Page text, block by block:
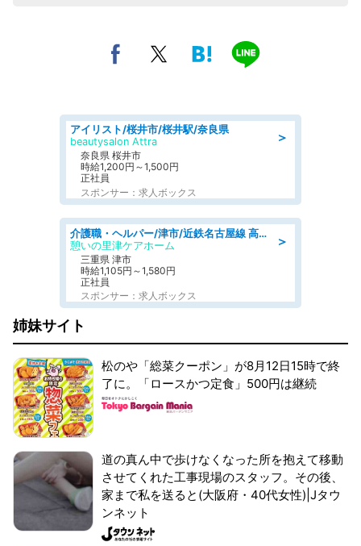
＞
アイリスト/桜井市/桜井駅/奈良県
beautysalon Attra
奈良県 桜井市
時給1,200円～1,500円
正社員
スポンサー：求人ボックス
＞
介護職・ヘルパー/津市/近鉄名古屋線 高田本山/三重県/デイサービス
憩いの里津ケアホーム
三重県 津市
時給1,105円～1,580円
正社員
スポンサー：求人ボックス
姉妹サイト
松のや「総菜クーポン」が8月12日15時で終
了に。「ロースかつ定食」500円は継続
道の真ん中で歩けなくなった所を抱えて移動
させてくれた工事現場のスタッフ。その後、
家まで私を送ると(大阪府・40代女性)|Jタウ
ンネット